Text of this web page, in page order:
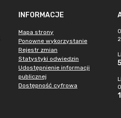
INFORMACJE
Mapa strony
Ponowne wykorzystanie
Rejestr zmian
Statystyki odwiedzin
Udostępnienie informacji
publicznej
Dostępność cyfrowa